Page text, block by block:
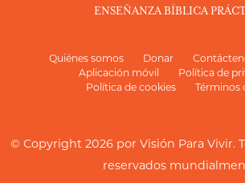
ENSEÑANZA BÍBLICA
Quiénes somos Donar
Aplicación móvil
Política de
Política de cookies
Términos
© Copyright 2026 por Visión Para Vivir.
reservados